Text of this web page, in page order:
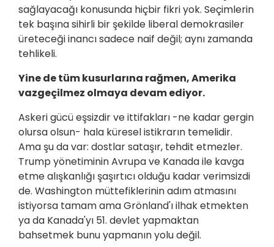
sağlayacağı konusunda hiçbir fikri yok. Seçimlerin
tek başına sihirli bir şekilde liberal demokrasiler
üreteceği inancı sadece naif değil; aynı zamanda
tehlikeli.
Yine de tüm kusurlarına rağmen, Amerika
vazgeçilmez olmaya devam ediyor.
Askeri gücü eşsizdir ve ittifakları -ne kadar gergin
olursa olsun- hala küresel istikrarın temelidir.
Ama şu da var: dostlar sataşır, tehdit etmezler.
Trump yönetiminin Avrupa ve Kanada ile kavga
etme alışkanlığı şaşırtıcı olduğu kadar verimsizdi
de. Washington müttefiklerinin adım atmasını
istiyorsa tamam ama Grönland'ı ilhak etmekten
ya da Kanada'yı 51. devlet yapmaktan
bahsetmek bunu yapmanın yolu değil.